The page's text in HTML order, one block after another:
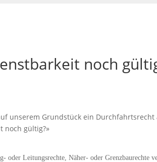
noch
unserem Grundstück ein Durchfahrtsrecht
noch gültig?»
oder Leitungsrechte, Näher- oder Grenzbaurechte